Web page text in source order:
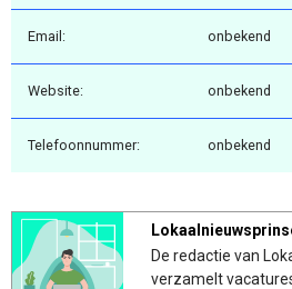
Email: onbekend
Website: onbekend
Telefoonnummer: onbekend
De redactie van
verzamelt